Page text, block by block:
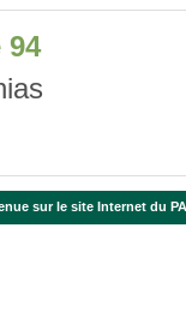
94
sur le site Internet du